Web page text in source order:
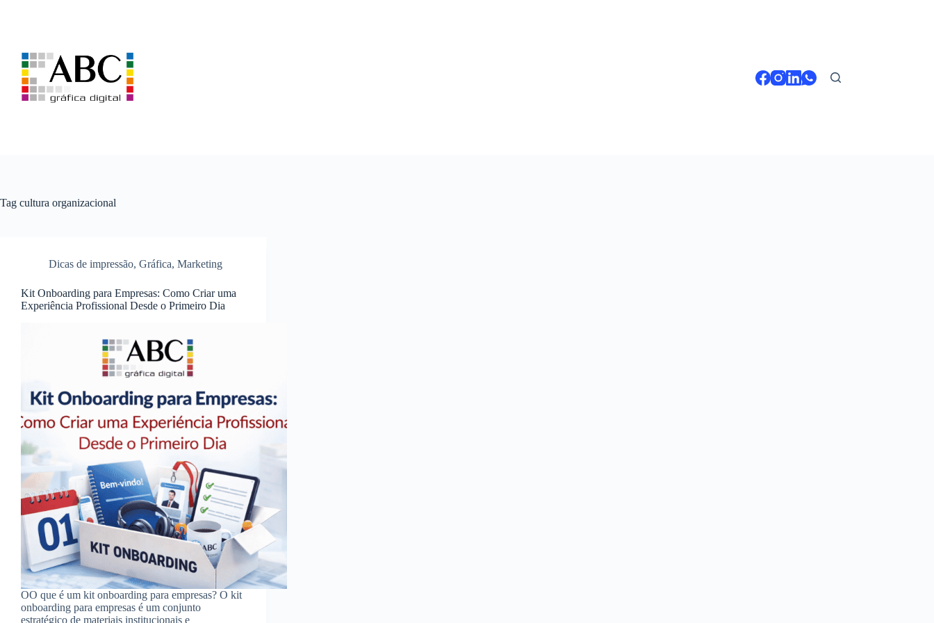
Tag cultura organizacional
Dicas de impressão, Gráfica, Marketing
Kit Onboarding para Empresas: Como Criar uma
Experiência Profissional Desde o Primeiro Dia
OO que é um kit onboarding para empresas? O kit
onboarding para empresas é um conjunto
estratégico de materiais institucionais e